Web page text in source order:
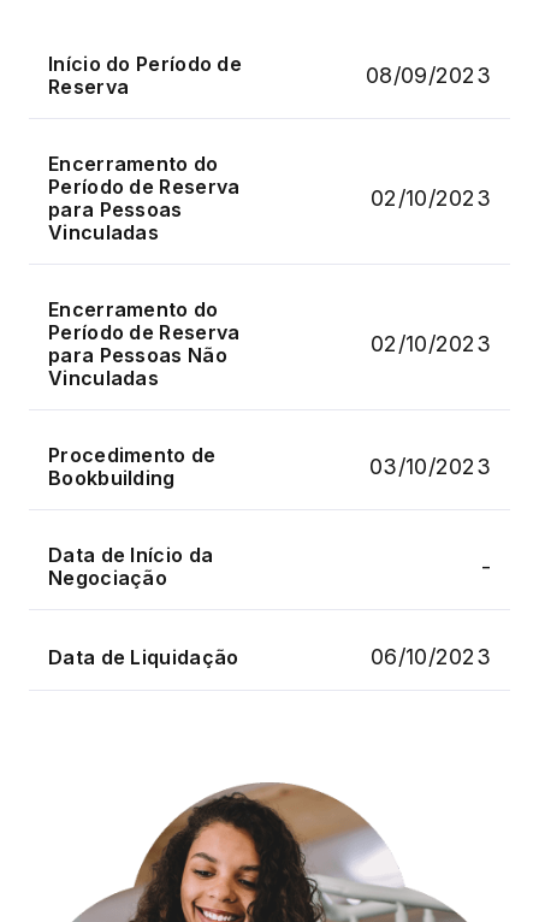
Início do Período de
Reserva
08/09/2023
Encerramento do
Período de Reserva
para Pessoas
Vinculadas
02/10/2023
Encerramento do
Período de Reserva
para Pessoas Não
Vinculadas
02/10/2023
Procedimento de
Bookbuilding
03/10/2023
Data de Início da
Negociação
-
Data de Liquidação 06/10/2023